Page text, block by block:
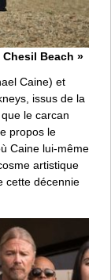
Beach »
Caine) et
issus de la
le carcan
propos le
Caine lui-même
artistique
cette décennie